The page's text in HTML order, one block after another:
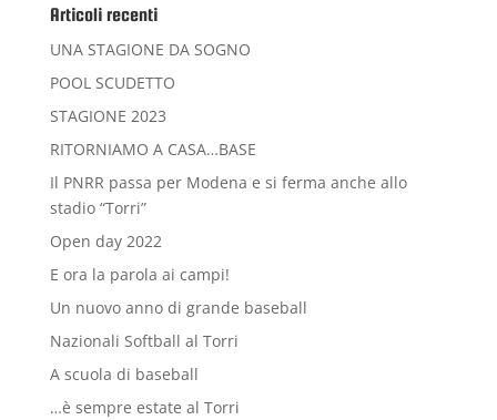
Articoli recenti
UNA STAGIONE DA SOGNO
POOL SCUDETTO
STAGIONE 2023
RITORNIAMO A CASA…BASE
Il PNRR passa per Modena e si ferma anche allo
stadio “Torri”
Open day 2022
E ora la parola ai campi!
Un nuovo anno di grande baseball
Nazionali Softball al Torri
A scuola di baseball
…è sempre estate al Torri